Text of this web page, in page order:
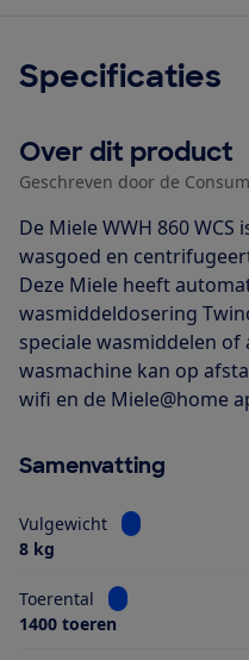
Specificaties
Over dit product
Geschreven door de
De Miele WWH 860
wasgoed en
Deze Miele heeft
wasmiddeldosering
speciale wasmiddelen of
wasmachine kan op
wifi en de Miele@home
Samenvatting
Vulgewicht
Bekijk
8 kg
Toerental
Bekijk informatie
1400 toeren